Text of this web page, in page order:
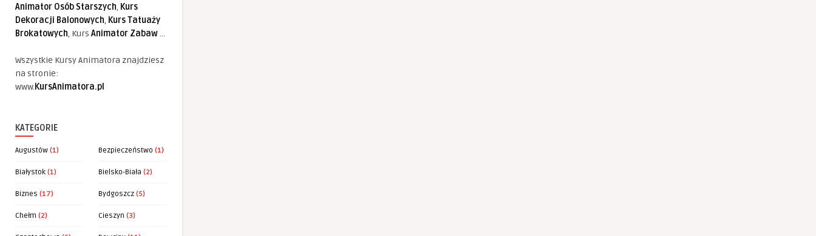
Animator Osób Starszych, Kurs
Dekoracji Balonowych, Kurs Tatuaży
Brokatowych, Kurs Animator Zabaw...
Wszystkie Kursy Animatora znajdziesz
na stronie:
www.KursAnimatora.pl
KATEGORIE
Augustów (1) Bezpieczeństwo (1)
Białystok (1) Bielsko-Biała (2)
Biznes (17) Bydgoszcz (5)
Chełm (2) Cieszyn (3)